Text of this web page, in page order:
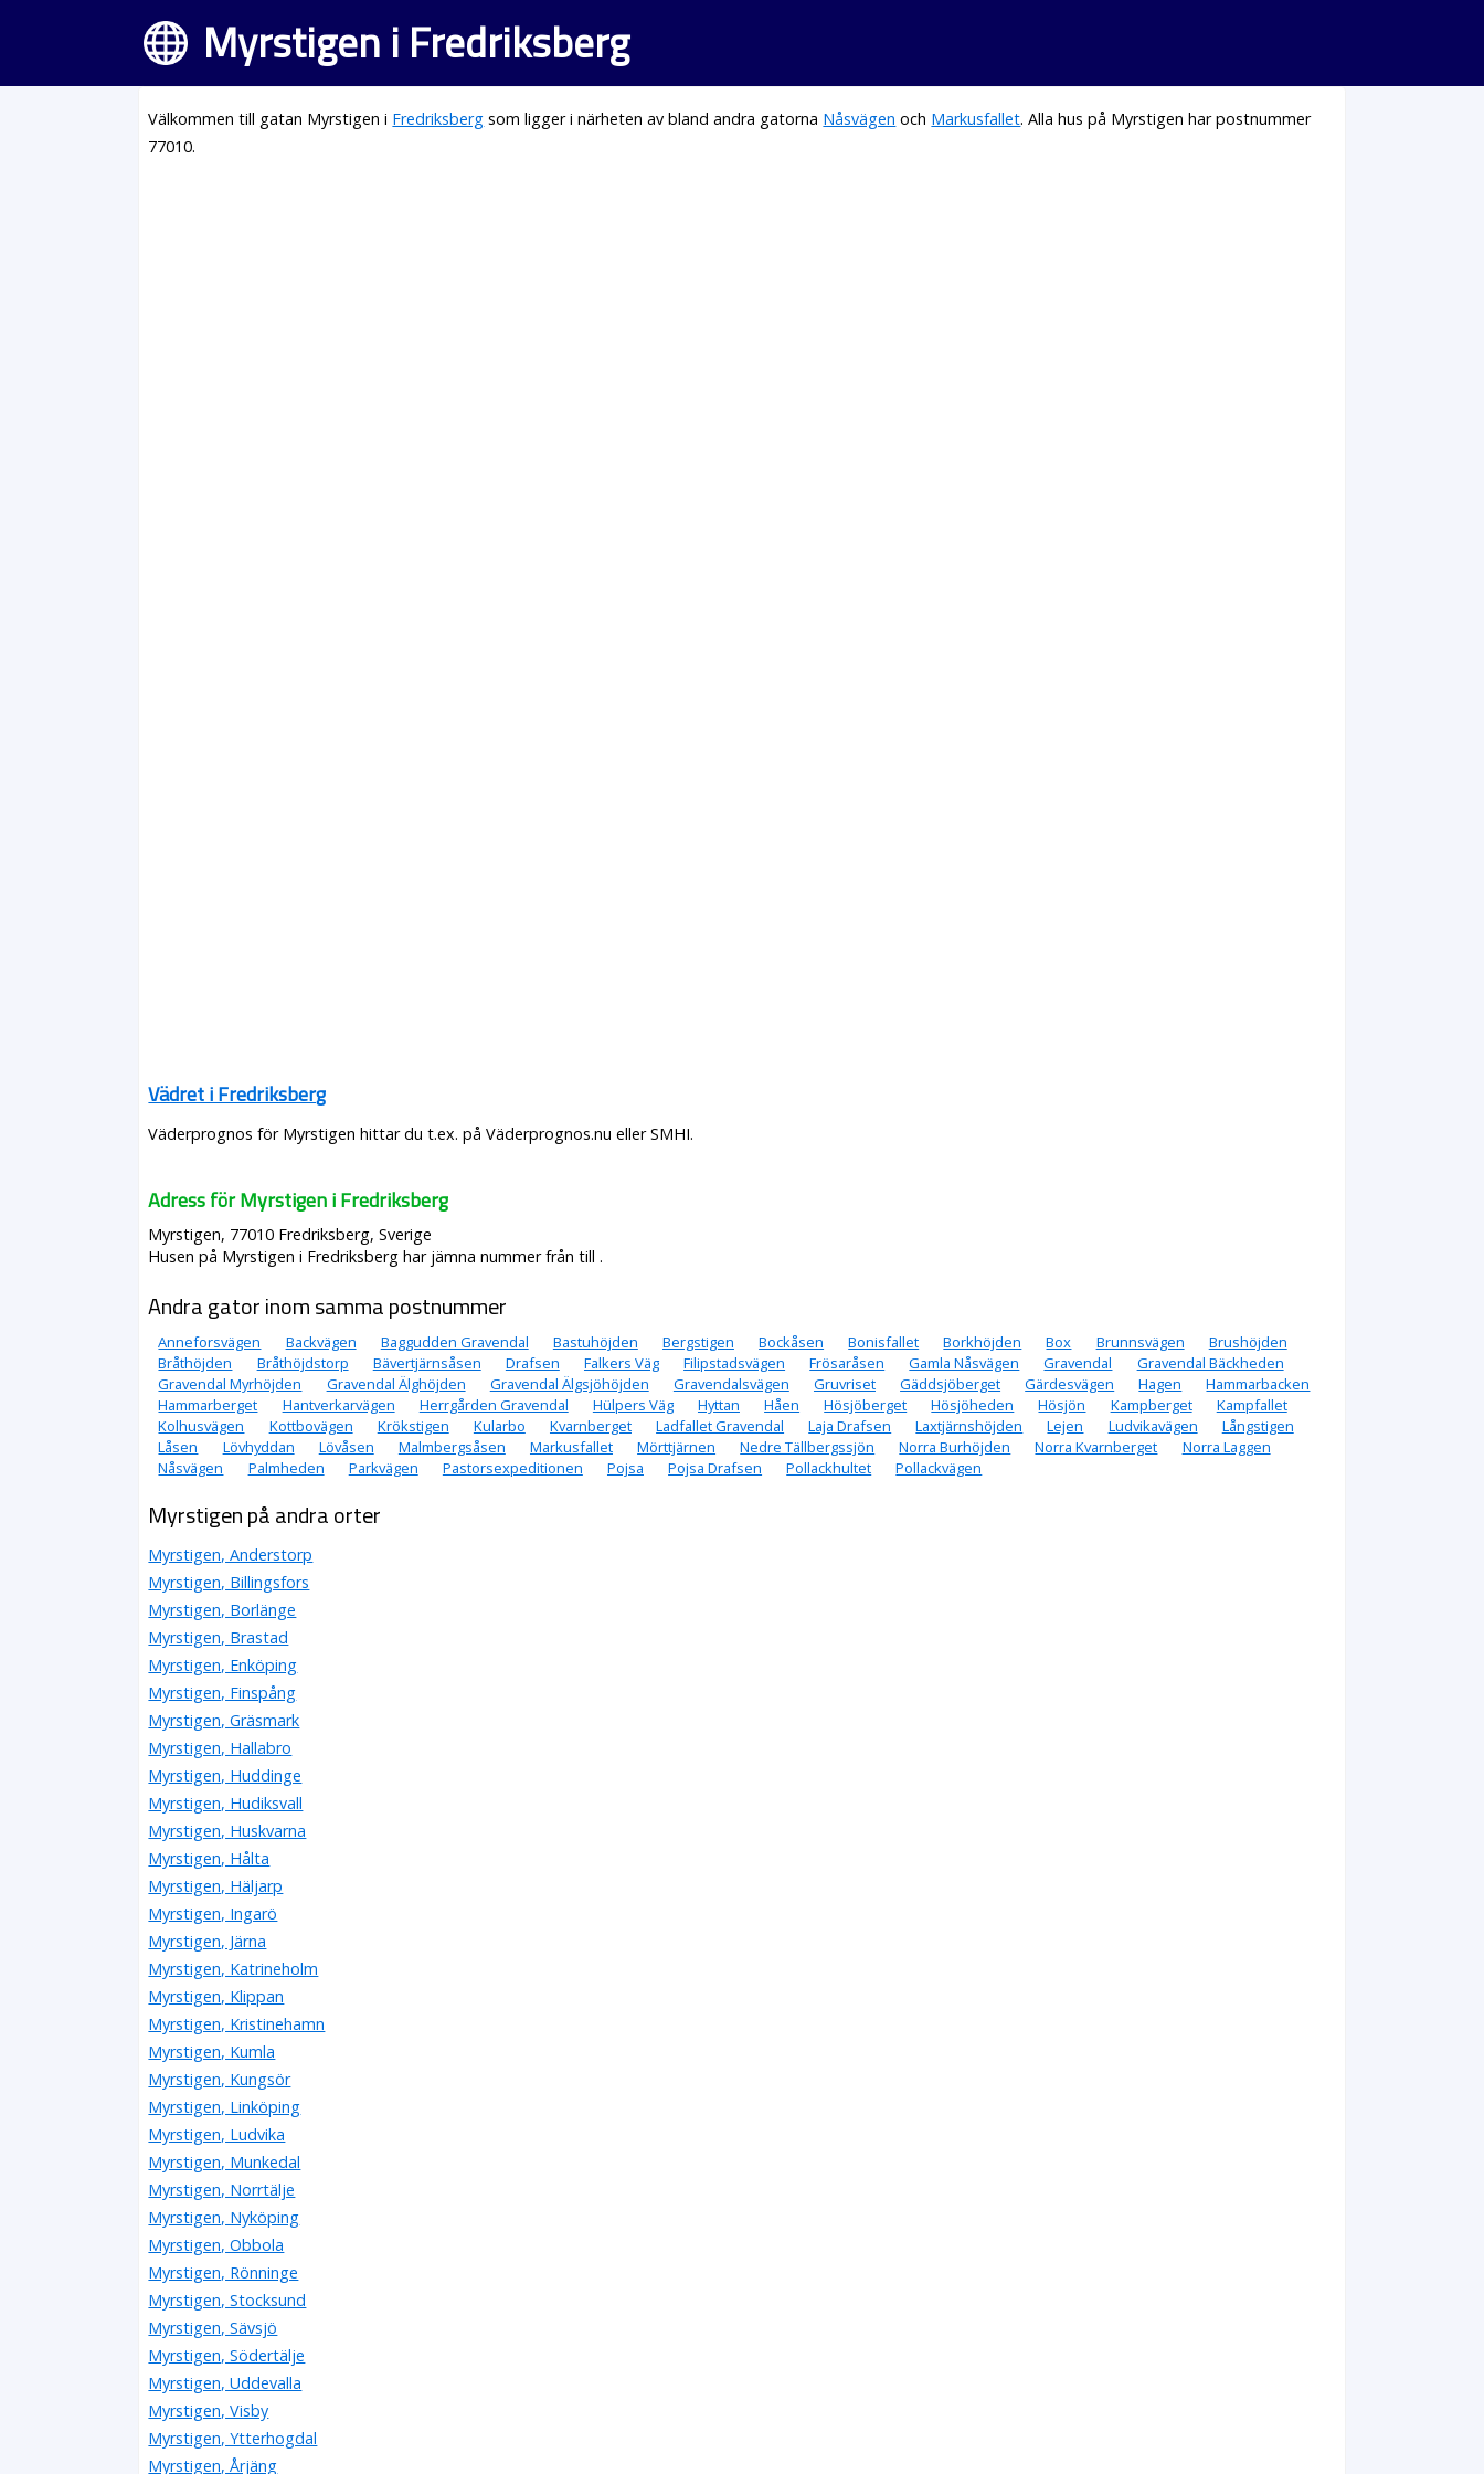
Myrstigen i Fredriksberg
Välkommen till gatan Myrstigen i Fredriksberg som ligger i närheten av bland andra gatorna Nåsvägen och Markusfallet. Alla hus på Myrstigen har postnummer
77010.
Vädret i Fredriksberg
Väderprognos för Myrstigen hittar du t.ex. på Väderprognos.nu eller SMHI.
Adress för Myrstigen i Fredriksberg
Myrstigen, 77010 Fredriksberg, Sverige
Husen på Myrstigen i Fredriksberg har jämna nummer från till .
Andra gator inom samma postnummer
Anneforsvägen Backvägen Baggudden Gravendal Bastuhöjden Bergstigen Bockåsen Bonisfallet Borkhöjden Box Brunnsvägen
Brushöjden
Bråthöjden
Bråthöjdstorp Bävertjärnsåsen Drafsen Falkers Väg Filipstadsvägen Frösaråsen Gamla Nåsvägen Gravendal
Gravendal Bäckheden
Gravendal Myrhöjden
Gravendal Älghöjden Gravendal Älgsjöhöjden Gravendalsvägen Gruvriset Gäddsjöberget Gärdesvägen Hagen
Hammarbacken
Hammarberget
Hantverkarvägen Herrgården Gravendal Hülpers Väg Hyttan Håen Hösjöberget Hösjöheden Hösjön Kampberget
Kampfallet
Kolhusvägen
Kottbovägen Krökstigen Kularbo Kvarnberget Ladfallet Gravendal Laja Drafsen Laxtjärnshöjden Lejen Ludvikavägen
Långstigen
Låsen
Lövhyddan Lövåsen Malmbergsåsen Markusfallet Mörttjärnen Nedre Tällbergssjön Norra Burhöjden Norra Kvarnberget
Norra Laggen
Nåsvägen
Palmheden Parkvägen Pastorsexpeditionen Pojsa Pojsa Drafsen Pollackhultet Pollackvägen
Myrstigen på andra orter
Myrstigen, Anderstorp
Myrstigen, Billingsfors
Myrstigen, Borlänge
Myrstigen, Brastad
Myrstigen, Enköping
Myrstigen, Finspång
Myrstigen, Gräsmark
Myrstigen, Hallabro
Myrstigen, Huddinge
Myrstigen, Hudiksvall
Myrstigen, Huskvarna
Myrstigen, Hålta
Myrstigen, Häljarp
Myrstigen, Ingarö
Myrstigen, Järna
Myrstigen, Katrineholm
Myrstigen, Klippan
Myrstigen, Kristinehamn
Myrstigen, Kumla
Myrstigen, Kungsör
Myrstigen, Linköping
Myrstigen, Ludvika
Myrstigen, Munkedal
Myrstigen, Norrtälje
Myrstigen, Nyköping
Myrstigen, Obbola
Myrstigen, Rönninge
Myrstigen, Stocksund
Myrstigen, Sävsjö
Myrstigen, Södertälje
Myrstigen, Uddevalla
Myrstigen, Visby
Myrstigen, Ytterhogdal
Myrstigen, Årjäng